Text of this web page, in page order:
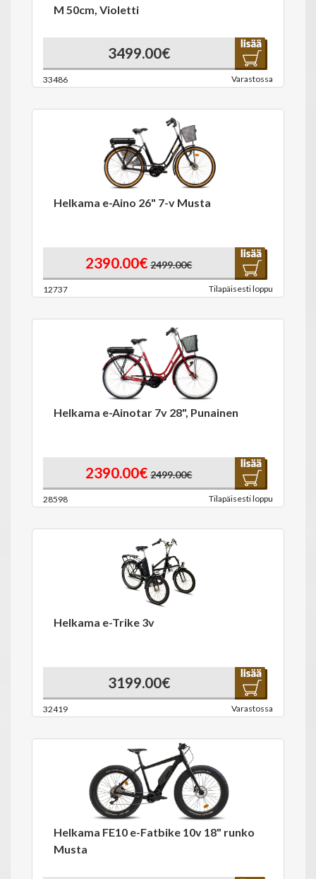
M 50cm, Violetti
3499.00€
33486 Varastossa
Helkama e-Aino 26" 7-v Musta
2390.00€ 2499.00€
12737 Tilapäisesti loppu
Helkama e-Ainotar 7v 28", Punainen
2390.00€ 2499.00€
28598 Tilapäisesti loppu
Helkama e-Trike 3v
3199.00€
32419 Varastossa
Helkama FE10 e-Fatbike 10v 18" runko
Musta